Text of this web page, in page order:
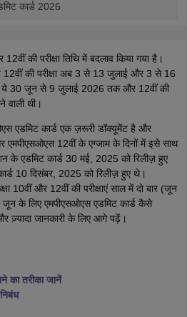
कार्ड 2026
की परीक्षा तिथि में बदलाव किया गया है।
की परीक्षा अब 3 से 13 जुलाई और 3 से 16
30 जून से 9 जुलाई 2026 तक और 12वीं की
वाली थी।
एडमिट कार्ड एक ज़रूरी डॉक्यूमेंट है और
12वीं के एग्जाम के दिनों में इसे साथ
के एडमिट कार्ड 30 मई, 2025 को रिलीज़ हुए
10 दिसंबर, 2025 को रिलीज़ हुए थे।
10वीं और 12वीं की परीक्षाएं साल में दो बार (जून
के लिए एमपीएसओएस एडमिट कार्ड कैसे
ज़्यादा जानकारी के लिए आगे पढ़ें।
का तरीका जानें